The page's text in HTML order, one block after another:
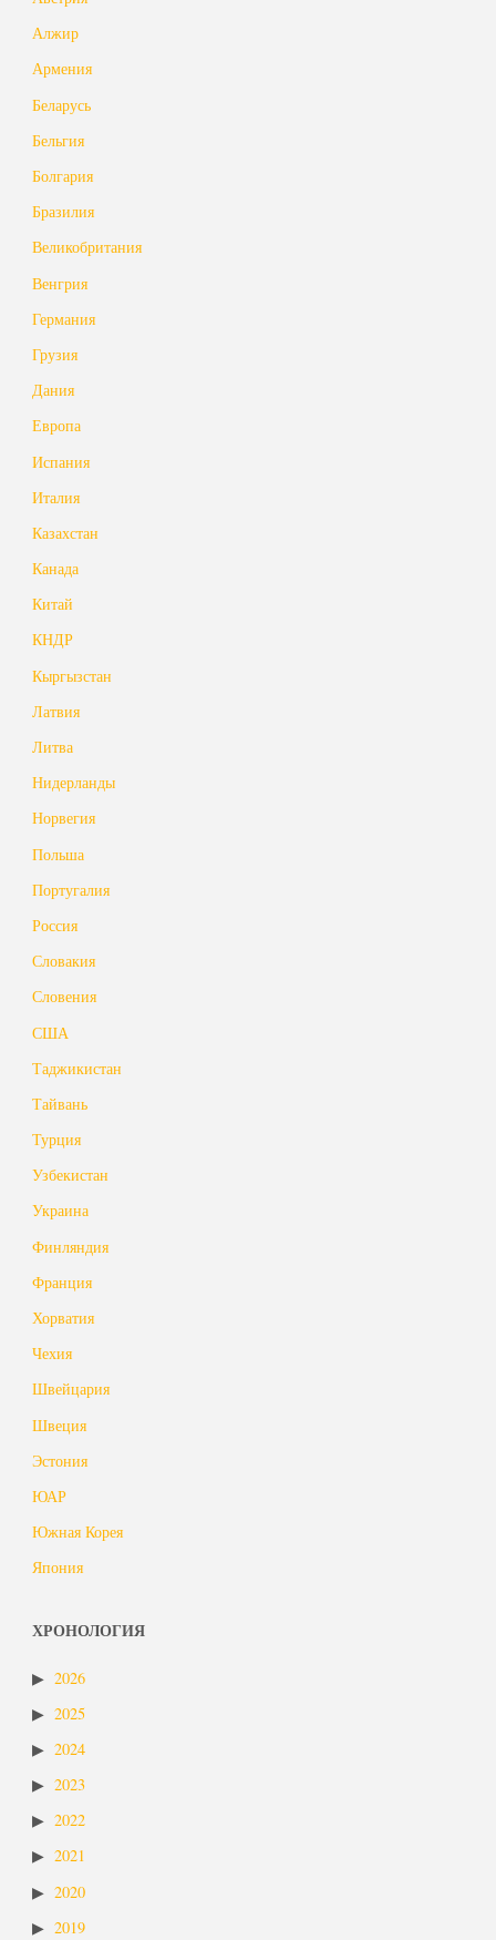
Алжир
Армения
Беларусь
Бельгия
Болгария
Бразилия
Великобритания
Венгрия
Германия
Грузия
Дания
Европа
Испания
Италия
Казахстан
Канада
Китай
КНДР
Кыргызстан
Латвия
Литва
Нидерланды
Норвегия
Польша
Португалия
Россия
Словакия
Словения
США
Таджикистан
Тайвань
Турция
Узбекистан
Украина
Финляндия
Франция
Хорватия
Чехия
Швейцария
Швеция
Эстония
ЮАР
Южная Корея
Япония
ХРОНОЛОГИЯ
2026
2025
2024
2023
2022
2021
2020
2019